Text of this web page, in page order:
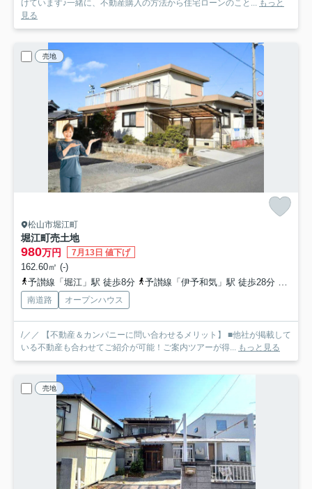
けています♪一緒に、不動産購入の方法から住宅ローンのこと...
もっと
見る
売地
松山市堀江町
堀江町売土地
980万円 7月13日 値下げ
162.60㎡ (-)
予讃線「堀江」駅 徒歩8分
予讃線「伊予和気」駅 徒歩28分
南道路 オープンハウス
/／／ 【不動産＆カンパニーに問い合わせるメリット】 ■他社が掲載して
いる不動産も合わせてご紹介が可能！ご案内ツアーが得... もっと見る
売地